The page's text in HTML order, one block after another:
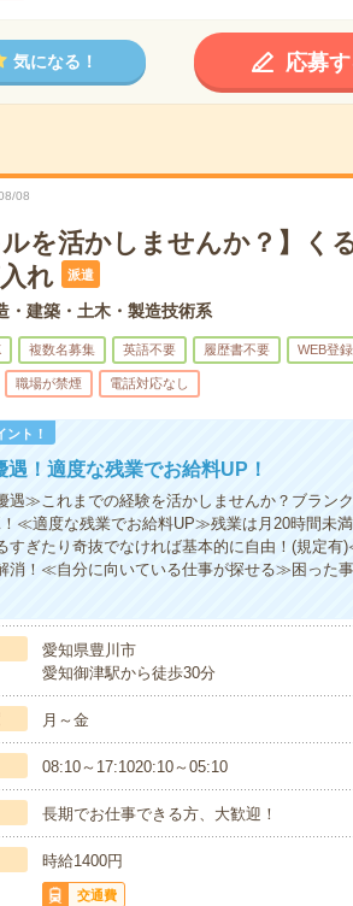
気になる！ 応募
08
ルを活かしませんか？】く
れ
派遣
・建築・土木・製造技術系
複数名募集 英語不要 履歴書不要 WEB登
職場が禁煙 電話対応なし
ント！
遇！適度な残業でお給料UP！
遇≫これまでの経験を活かしませんか？ブラン
！≪適度な残業でお給料UP≫残業は月20時間未
すぎたり奇抜でなければ基本的に自由！(規定
消！≪自分に向いている仕事が探せる≫困った
愛知県豊川市
愛知御津駅から徒歩30分
月～金
08:10～17:1020:10～05:10
長期でお仕事できる方、大歓迎！
時給1400円
交通費